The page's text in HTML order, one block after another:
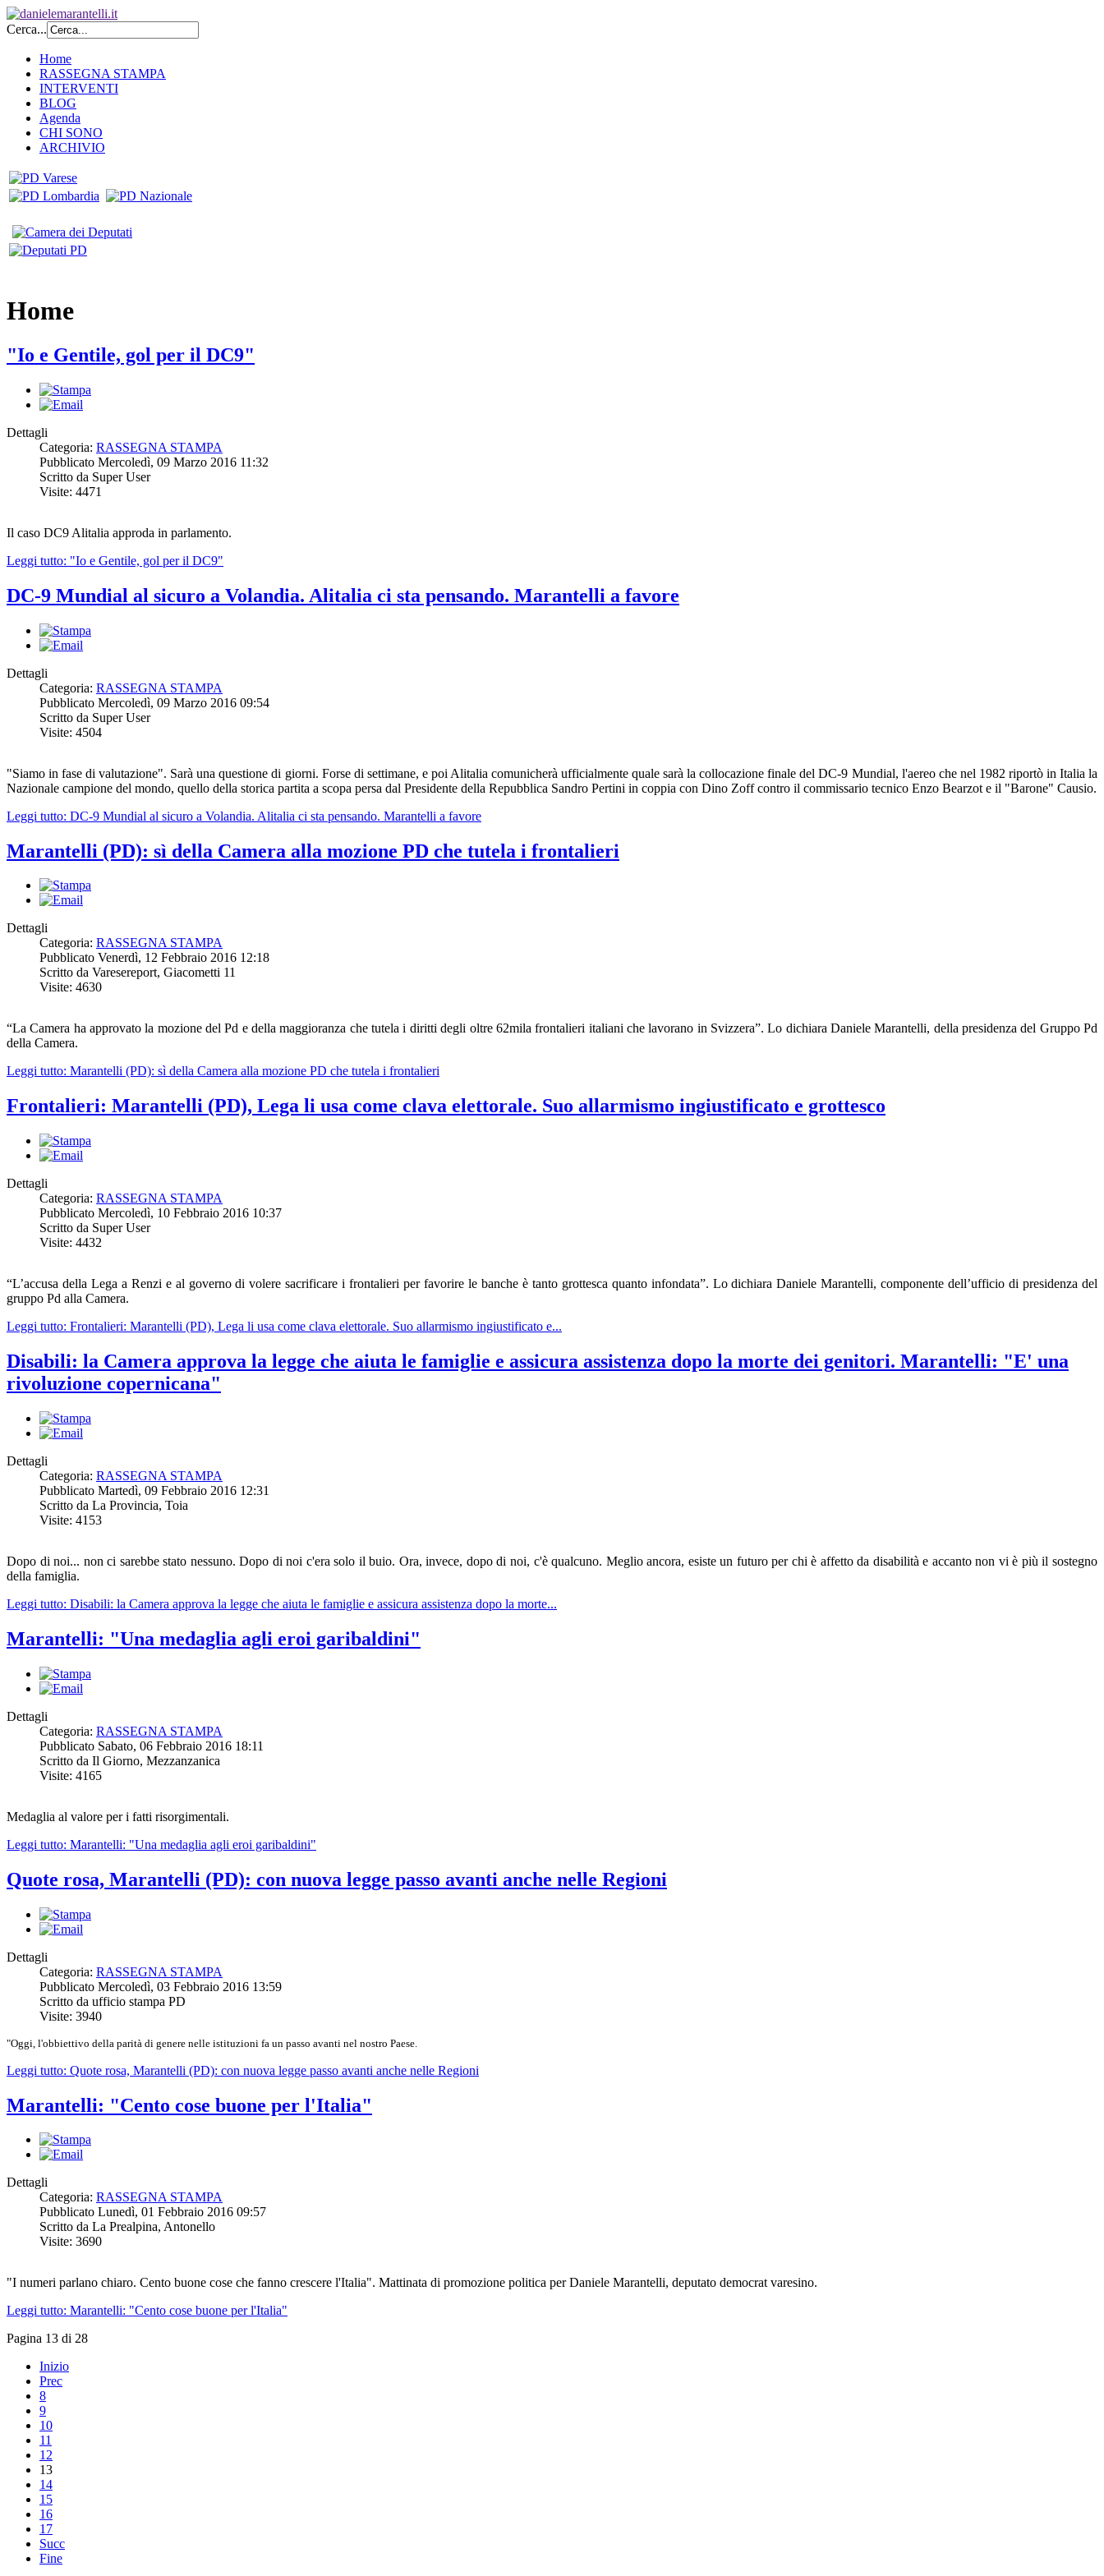
Cerca...
Home
RASSEGNA STAMPA
INTERVENTI
BLOG
Agenda
CHI SONO
ARCHIVIO
Home
"Io e Gentile, gol per il DC9"
Dettagli
Categoria: RASSEGNA STAMPA
Pubblicato Mercoledì, 09 Marzo 2016 11:32
Scritto da Super User
Visite: 4471
Il caso DC9 Alitalia approda in parlamento.
Leggi tutto: "Io e Gentile, gol per il DC9"
DC-9 Mundial al sicuro a Volandia. Alitalia ci sta pensando. Marantelli a favore
Dettagli
Categoria: RASSEGNA STAMPA
Pubblicato Mercoledì, 09 Marzo 2016 09:54
Scritto da Super User
Visite: 4504
"Siamo in fase di valutazione". Sarà una questione di giorni. Forse di settimane, e poi Alitalia comunicherà ufficialmente quale sarà la collocazione finale del DC-9 Mundial, l'aereo che nel 1982 riportò in Italia la
Nazionale campione del mondo, quello della storica partita a scopa persa dal Presidente della Repubblica Sandro Pertini in coppia con Dino Zoff contro il commissario tecnico Enzo Bearzot e il "Barone" Causio.
Leggi tutto: DC-9 Mundial al sicuro a Volandia. Alitalia ci sta pensando. Marantelli a favore
Marantelli (PD): sì della Camera alla mozione PD che tutela i frontalieri
Dettagli
Categoria: RASSEGNA STAMPA
Pubblicato Venerdì, 12 Febbraio 2016 12:18
Scritto da Varesereport, Giacometti 11
Visite: 4630
“La Camera ha approvato la mozione del Pd e della maggioranza che tutela i diritti degli oltre 62mila frontalieri italiani che lavorano in Svizzera”. Lo dichiara Daniele Marantelli, della presidenza del Gruppo Pd
della Camera.
Leggi tutto: Marantelli (PD): sì della Camera alla mozione PD che tutela i frontalieri
Frontalieri: Marantelli (PD), Lega li usa come clava elettorale. Suo allarmismo ingiustificato e grottesco
Dettagli
Categoria: RASSEGNA STAMPA
Pubblicato Mercoledì, 10 Febbraio 2016 10:37
Scritto da Super User
Visite: 4432
“L’accusa della Lega a Renzi e al governo di volere sacrificare i frontalieri per favorire le banche è tanto grottesca quanto infondata”. Lo dichiara Daniele Marantelli, componente dell’ufficio di presidenza del
gruppo Pd alla Camera.
Leggi tutto: Frontalieri: Marantelli (PD), Lega li usa come clava elettorale. Suo allarmismo ingiustificato e...
Disabili: la Camera approva la legge che aiuta le famiglie e assicura assistenza dopo la morte dei genitori. Marantelli: "E' una
rivoluzione copernicana"
Dettagli
Categoria: RASSEGNA STAMPA
Pubblicato Martedì, 09 Febbraio 2016 12:31
Scritto da La Provincia, Toia
Visite: 4153
Dopo di noi... non ci sarebbe stato nessuno. Dopo di noi c'era solo il buio. Ora, invece, dopo di noi, c'è qualcuno. Meglio ancora, esiste un futuro per chi è affetto da disabilità e accanto non vi è più il sostegno
della famiglia.
Leggi tutto: Disabili: la Camera approva la legge che aiuta le famiglie e assicura assistenza dopo la morte...
Marantelli: "Una medaglia agli eroi garibaldini"
Dettagli
Categoria: RASSEGNA STAMPA
Pubblicato Sabato, 06 Febbraio 2016 18:11
Scritto da Il Giorno, Mezzanzanica
Visite: 4165
Medaglia al valore per i fatti risorgimentali.
Leggi tutto: Marantelli: "Una medaglia agli eroi garibaldini"
Quote rosa, Marantelli (PD): con nuova legge passo avanti anche nelle Regioni
Dettagli
Categoria: RASSEGNA STAMPA
Pubblicato Mercoledì, 03 Febbraio 2016 13:59
Scritto da ufficio stampa PD
Visite: 3940
"Oggi, l'obbiettivo della parità di genere nelle istituzioni fa un passo avanti nel nostro Paese.
Leggi tutto: Quote rosa, Marantelli (PD): con nuova legge passo avanti anche nelle Regioni
Marantelli: "Cento cose buone per l'Italia"
Dettagli
Categoria: RASSEGNA STAMPA
Pubblicato Lunedì, 01 Febbraio 2016 09:57
Scritto da La Prealpina, Antonello
Visite: 3690
"I numeri parlano chiaro. Cento buone cose che fanno crescere l'Italia". Mattinata di promozione politica per Daniele Marantelli, deputato democrat varesino.
Leggi tutto: Marantelli: "Cento cose buone per l'Italia"
Pagina 13 di 28
Inizio
Prec
8
9
10
11
12
13
14
15
16
17
Succ
Fine